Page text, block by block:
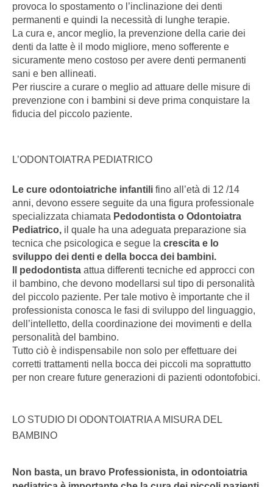
provoca lo spostamento o l’inclinazione dei denti
permanenti e quindi la necessità di lunghe terapie.
La cura e, ancor meglio, la prevenzione della carie dei
denti da latte è il modo migliore, meno sofferente e
sicuramente meno costoso per avere denti permanenti
sani e ben allineati.
Per riuscire a curare o meglio ad attuare delle misure di
prevenzione con i bambini si deve prima conquistare la
fiducia del piccolo paziente.
L’ODONTOIATRA PEDIATRICO
Le cure odontoiatriche infantili fino all’età di 12 /14
anni, devono essere seguite da una figura professionale
specializzata chiamata Pedodontista o Odontoiatra
Pediatrico, il quale ha una adeguata preparazione sia
tecnica che psicologica e segue la crescita e lo
sviluppo dei denti e della bocca dei bambini.
Il pedodontista attua differenti tecniche ed approcci con
il bambino, che devono modellarsi sul tipo di personalità
del piccolo paziente. Per tale motivo è importante che il
professionista conosca le fasi di sviluppo del linguaggio,
dell’intelletto, della coordinazione dei movimenti e della
personalità del bambino.
Tutto ciò è indispensabile non solo per effettuare dei
corretti trattamenti nella bocca dei piccoli ma soprattutto
per non creare future generazioni di pazienti odontofobici.
LO STUDIO DI ODONTOIATRIA A MISURA DEL
BAMBINO
Non basta, un bravo Professionista, in odontoiatria